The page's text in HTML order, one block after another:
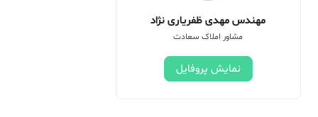
مهندس مهدی ظفریاری نژاد
مشاور املاک سعادت
نمایش پروفایل